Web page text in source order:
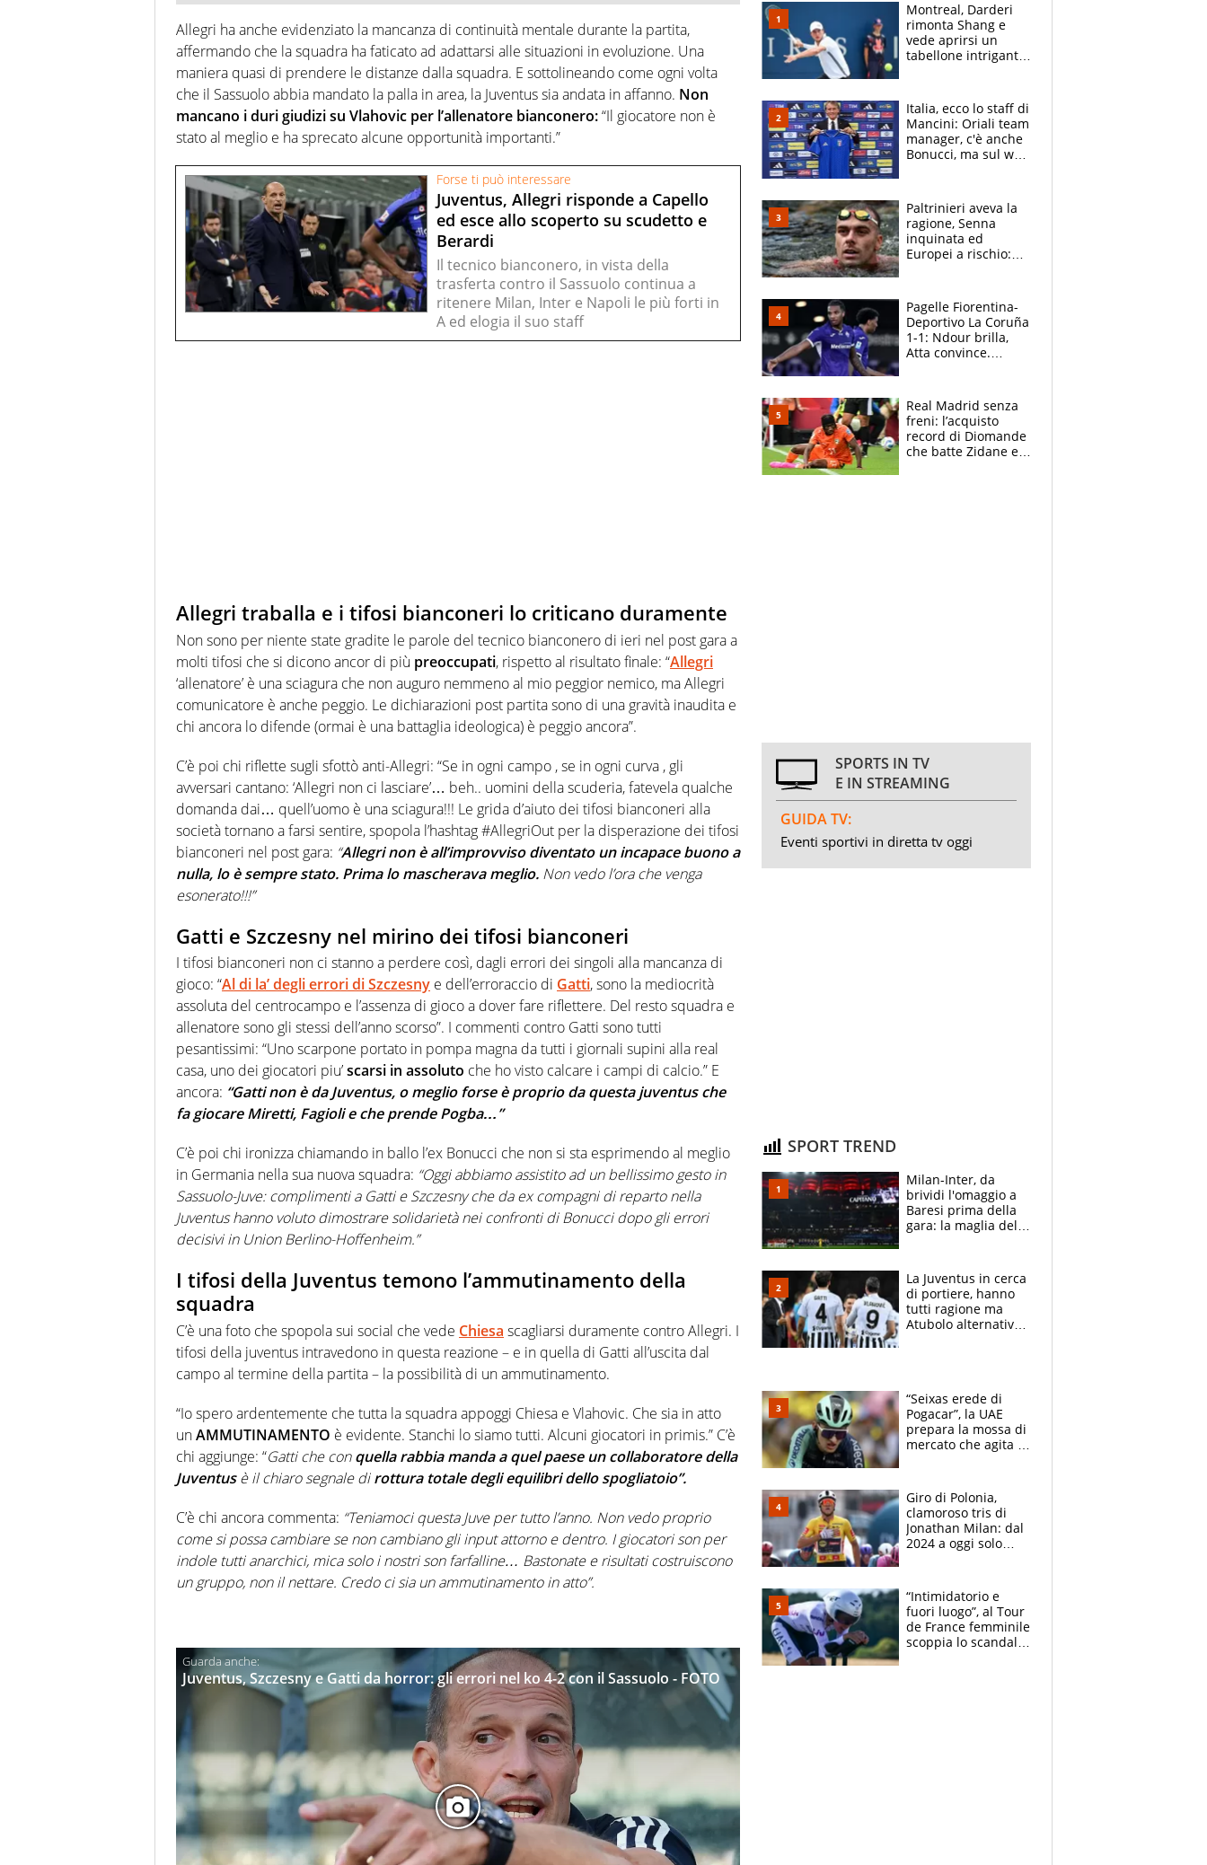
Allegri ha anche evidenziato la mancanza di continuità mentale durante la partita,
affermando che la squadra ha faticato ad adattarsi alle situazioni in evoluzione. Una
maniera quasi di prendere le distanze dalla squadra. E sottolineando come ogni volta
che il Sassuolo abbia mandato la palla in area, la Juventus sia andata in affanno. Non
mancano i duri giudizi su Vlahovic per l’allenatore bianconero:“Il giocatore non è
stato al meglio e ha sprecato alcune opportunità importanti.”
Forse ti può interessare
Juventus, Allegri risponde a Capello
ed esce allo scoperto su scudetto e
Berardi
Il tecnico bianconero, in vista della
trasferta contro il Sassuolo continua a
ritenere Milan, Inter e Napoli le più forti in
A ed elogia il suo staff
Allegri traballa e i tifosi bianconeri lo criticano duramente
Non sono per niente state gradite le parole del tecnico bianconero di ieri nel post gara a
molti tifosi che si dicono ancor di più preoccupati, rispetto al risultato finale: “Allegri
‘allenatore’ è una sciagura che non auguro nemmeno al mio peggior nemico, maAllegri
comunicatore è anche peggio. Le dichiarazioni post partita sono di una gravità inaudita e
chi ancora lo difende (ormai è una battaglia ideologica) è peggio ancora”.
C’è poi chi riflette sugli sfottò anti-Allegri: “Se in ogni campo , se in ogni curva , gli
avversari cantano: ‘Allegri non ci lasciare’… beh.. uomini della scuderia, fatevela qualche
domanda dai… quell’uomo è una sciagura!!! Le grida d’aiuto dei tifosi bianconeri alla
società tornano a farsi sentire, spopola l’hashtag #AllegriOut per la disperazione dei tifosi
bianconeri nel post gara: “Allegrinon è all’improvviso diventato un incapace buono a
nulla, lo è sempre stato. Prima lo mascherava meglio. Non vedo l’ora che venga
esonerato!!!”
Gatti e Szczesny nel mirino dei tifosi bianconeri
I tifosi bianconeri non ci stanno a perdere così, dagli errori dei singoli alla mancanza di
gioco: “Al di la’ degli errori di Szczesny e dell’erroraccio di Gatti, sono la mediocrità
assoluta del centrocampo e l’assenza di gioco a dover fare riflettere. Del resto squadra e
allenatore sono gli stessi dell’anno scorso”. I commenti contro Gatti sono tutti
pesantissimi: “Uno scarpone portato in pompa magna da tutti i giornali supini alla real
casa, uno dei giocatori piu’scarsi in assoluto che ho visto calcare i campi di calcio.” E
ancora: “Gatti non è da Juventus, o meglio forse è proprio da questa juventus che
fa giocare Miretti, Fagioli e che prende Pogba…”
C’è poi chi ironizza chiamando in ballo l’ex Bonucci che non si sta esprimendo al meglio
in Germania nella sua nuova squadra: “Oggi abbiamo assistito ad un bellissimo gesto in
Sassuolo-Juve: complimenti a GattieSzczesnyche da ex compagni di reparto nella
Juventushanno voluto dimostrare solidarietà nei confronti diBonuccidopo gli errori
decisivi in Union Berlino-Hoffenheim.”
I tifosi della Juventus temono l’ammutinamento della
squadra
C’è una foto che spopola sui social che vede Chiesa scagliarsi duramente contro Allegri. I
tifosi della juventus intravedono in questa reazione – e in quella di Gatti all’uscita dal
campo al termine della partita – la possibilità di un ammutinamento.
“Io spero ardentemente che tutta la squadra appoggi Chiesa e Vlahovic. Che sia in atto
unAMMUTINAMENTO è evidente. Stanchi lo siamo tutti. Alcuni giocatori in primis.” C’è
chi aggiunge: “Gatti che conquella rabbia manda a quel paese un collaboratore della
Juventusè il chiaro segnale dirottura totale degli equilibri dello spogliatoio”.
C’è chi ancora commenta: “Teniamoci questaJuveper tutto l’anno. Non vedo proprio
come si possa cambiare se non cambiano gli input attorno e dentro. I giocatori son per
indole tutti anarchici, mica solo i nostri son farfalline… Bastonate e risultati costruiscono
un gruppo, non il nettare. Credo ci sia un ammutinamento in atto”.
Juventus, Szczesny e Gatti da horror: gli errori nel ko 4-2 con il Sassuolo - FOTO
Montreal, Darderi
rimonta Shang e
vede aprirsi un
tabellone intrigante:
felice del mio livello"
Italia, ecco lo staff di
Mancini: Oriali team
manager, c'è anche
Bonucci, ma sul web
Paltrinieri aveva la
ragione, Senna
inquinata ed
Europei a rischio:
adesso
Pagelle Fiorentina-
Deportivo La Coruña
1-1: Ndour brilla,
Atta convince.
Real Madrid senza
freni: l’acquisto
record di Diomande
che batte Zidane e
SPORTS IN TV
E IN STREAMING
GUIDA TV:
Eventi sportivi in diretta tv oggi
SPORT TREND
Milan-Inter, da
brividi l'omaggio a
Baresi prima della
gara: la maglia del
La Juventus in cerca
di portiere, hanno
tutti ragione ma
Atubolo alternativa
“Seixas erede di
Pogacar”, la UAE
prepara la mossa di
mercato che agita la
a Burgos
Giro di Polonia,
clamoroso tris di
Jonathan Milan: dal
2024 a oggi solo
e Skerl
“Intimidatorio e
fuori luogo”, al Tour
de France femminile
scoppia lo scandalo: